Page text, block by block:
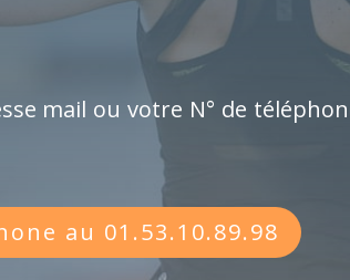
mail ou votre N° de
au 01.53.10.89.98